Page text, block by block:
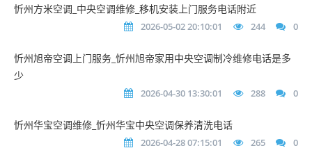
忻州方米空调_中央空调维修_移机安装上门服务电话附近
2026-05-02 20:10:01 244 0
忻州旭帝空调上门服务_忻州旭帝家用中央空调制冷维修电话是多
少
2026-04-30 13:30:01 288 0
忻州华宝空调维修_忻州华宝中央空调保养清洗电话
2026-04-28 07:15:01 265 0